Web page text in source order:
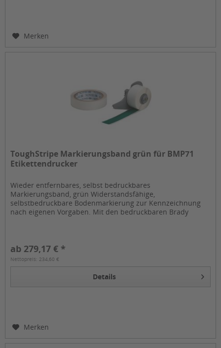
Merken
ToughStripe Markierungsband grün für BMP71
Etikettendrucker
Wieder entfernbares, selbst bedruckbares
Markierungsband, grün Widerstandsfähige,
selbstbedruckbare Bodenmarkierung zur Kennzeichnung
nach eigenen Vorgaben. Mit den bedruckbaren Brady
ab 279,17 € *
Nettopreis: 234,60 €
Details
Merken